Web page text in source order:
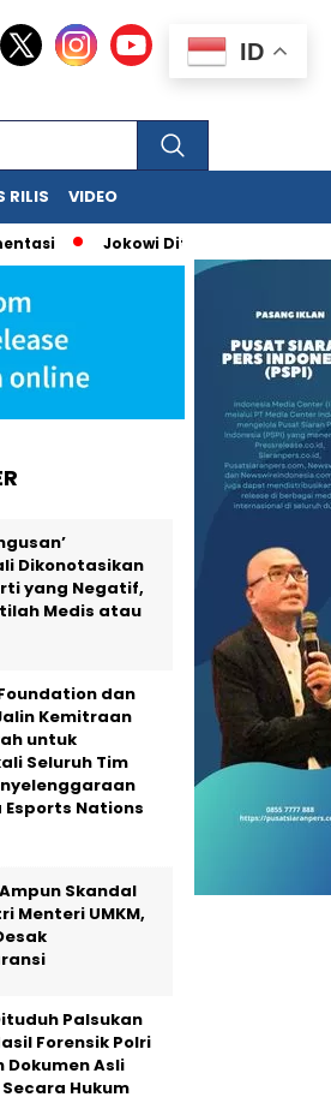
RILIS VIDEO
Jokowi Dituduh Palsukan
Dikonotasikan
yang Negatif,
Medis atau
dan
Kemitraan
untuk
Seluruh Tim
Esports Nations
Ampun Skandal
Menteri UMKM,
Palsukan
Forensik Polri
Dokumen Asli
Hukum
ID